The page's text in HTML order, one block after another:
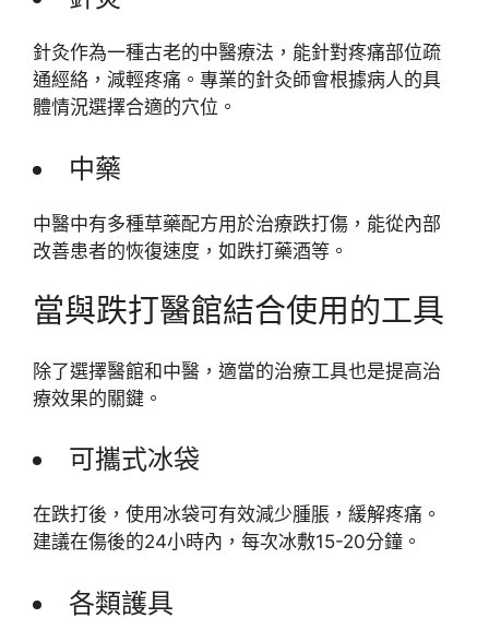
針灸作為一種古老的中醫療法，能針對疼痛部位疏
通經絡，減輕疼痛。專業的針灸師會根據病人的具
體情況選擇合適的穴位。
中藥
中醫中有多種草藥配方用於治療跌打傷，能從內部
改善患者的恢復速度，如跌打藥酒等。
當與跌打醫館結合使用的工具
除了選擇醫館和中醫，適當的治療工具也是提高治
療效果的關鍵。
可攜式冰袋
在跌打後，使用冰袋可有效減少腫脹，緩解疼痛。
建議在傷後的24小時內，每次冰敷15-20分鐘。
各類護具